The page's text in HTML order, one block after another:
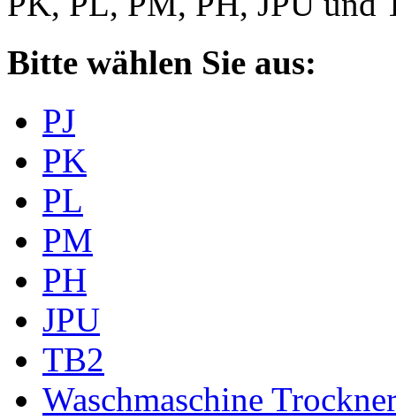
Bitte wählen Sie aus:
PJ
PK
PL
PM
PH
JPU
TB2
Waschmaschine